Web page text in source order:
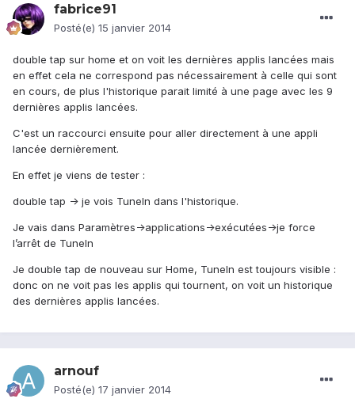
fabrice91
Posté(e) 15 janvier 2014
double tap sur home et on voit les dernières applis lancées mais
en effet cela ne correspond pas nécessairement à celle qui sont
en cours, de plus l'historique parait limité à une page avec les 9
dernières applis lancées.
C'est un raccourci ensuite pour aller directement à une appli
lancée dernièrement.
En effet je viens de tester :
double tap -> je vois TuneIn dans l'historique.
Je vais dans Paramètres->applications->exécutées->je force
l’arrêt de TuneIn
Je double tap de nouveau sur Home, TuneIn est toujours visible :
donc on ne voit pas les applis qui tournent, on voit un historique
des dernières applis lancées.
arnouf
Posté(e) 17 janvier 2014